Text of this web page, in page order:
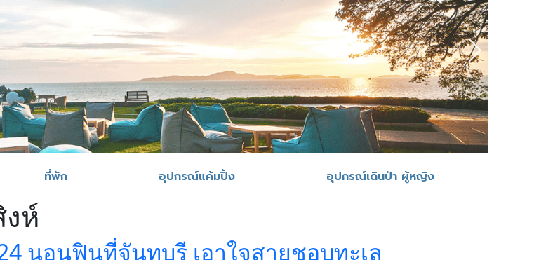
ที่พัก อุปกรณ์แค้มปิ้ง อุปกรณ์เดินป่า ผู้หญิง
ห์
นอนฟินที่จันทบุรี เอาใจสายชอบทะเล